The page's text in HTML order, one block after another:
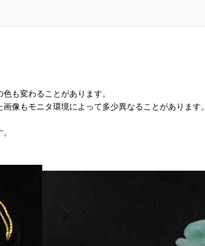
も変わることがあります。
像もモニタ環境によって多少異なることがあります。